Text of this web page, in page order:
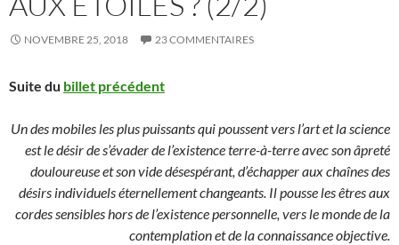
NOVEMBRE 25, 2018 23 COMMENTAIRES
Suite du billet précédent
Un des mobiles les plus puissants qui poussent vers l’art et la science
est le désir de s’évader de l’existence terre-à-terre avec son âpreté
douloureuse et son vide désespérant, d’échapper aux chaînes des
désirs individuels éternellement changeants. Il pousse les êtres aux
cordes sensibles hors de l’existence personnelle, vers le monde de la
contemplation et de la connaissance objective.